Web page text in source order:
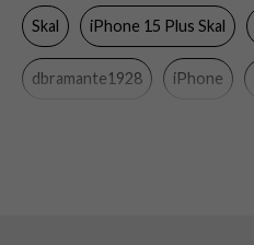
Färg
Skal iPhone 15 Plus Skal
dbramante1928 iPhone